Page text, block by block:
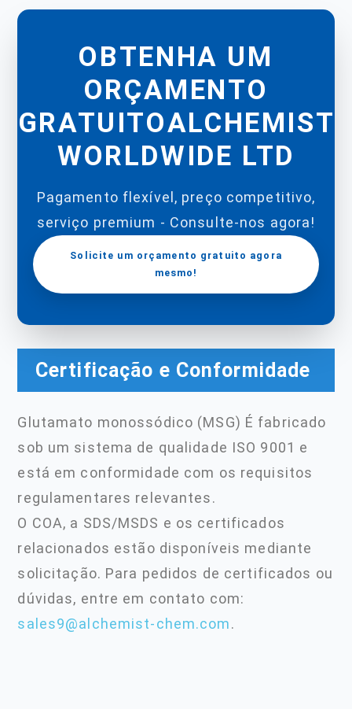
OBTENHA UM
ORÇAMENTO
GRATUITOALCHEMIST
WORLDWIDE LTD
Pagamento flexível, preço competitivo,
serviço premium - Consulte-nos agora!
Solicite um orçamento gratuito agora
mesmo!
Certificação e Conformidade
Glutamato monossódico (MSG) É fabricado
sob um sistema de qualidade ISO 9001 e
está em conformidade com os requisitos
regulamentares relevantes.
O COA, a SDS/MSDS e os certificados
relacionados estão disponíveis mediante
solicitação. Para pedidos de certificados ou
dúvidas, entre em contato com:
sales9@alchemist-chem.com.